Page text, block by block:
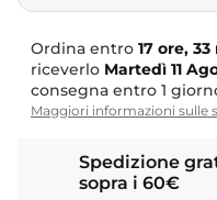
Ordina entro 17 ore,
riceverlo Martedì 11
consegna entro 1
Maggiori informazioni sulle
Spedizione
sopra i 60€